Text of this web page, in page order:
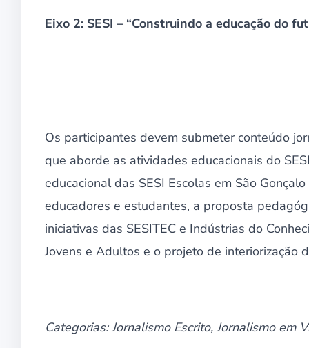
Eixo 2: SESI – “Construindo a educação do
Os participantes devem submeter conteúdo
que aborde as atividades educacionais do
educacional das SESI Escolas em São
educadores e estudantes, a proposta
iniciativas das SESITEC e Indústrias do
Jovens e Adultos e o projeto de interiorização
Categorias: Jornalismo Escrito, Jornalismo em